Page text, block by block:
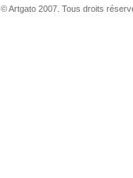
© Artgato 2007. Tous droits